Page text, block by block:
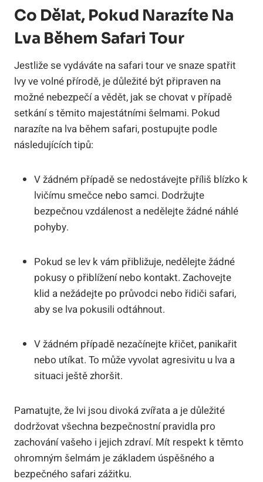
Co Dělat, Pokud Narazíte Na
Lva Během Safari Tour
Jestliže se vydáváte na safari tour ve snaze spatřit
lvy ve volné přírodě, je důležité být připraven na
možné nebezpečí a vědět, jak se chovat v případě
setkání s těmito majestátními šelmami. Pokud
narazíte na lva během safari, postupujte podle
následujících tipů:
V žádném případě se nedostávejte příliš blízko k
lvičímu smečce nebo samci. Dodržujte
bezpečnou vzdálenost a nedělejte žádné náhlé
pohyby.
Pokud se lev k vám přibližuje, nedělejte žádné
pokusy o přiblížení nebo kontakt. Zachovejte
klid a nežádejte po průvodci nebo řidiči safari,
aby se lva pokusili odtáhnout.
V žádném případě nezačínejte křičet, panikařit
nebo utíkat. To může vyvolat agresivitu u lva a
situaci ještě zhoršit.
Pamatujte, že lvi jsou divoká zvířata a je důležité
dodržovat všechna bezpečnostní pravidla pro
zachování vašeho i jejich zdraví. Mít respekt k těmto
ohromným šelmám je základem úspěšného a
bezpečného safari zážitku.